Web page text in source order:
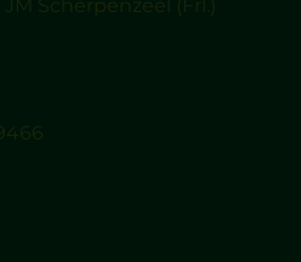
Scherpenzeel (Frl.)